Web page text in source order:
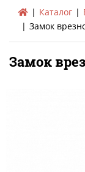
Каталог
Замок
Замок